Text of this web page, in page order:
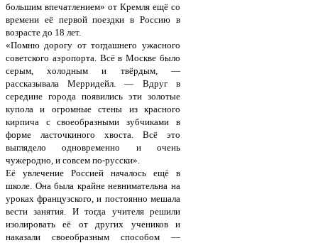
большим впечатлением» от Кремля ещё со
времени её первой поездки в Россию в
возрасте до 18 лет.
«Помню дорогу от тогдашнего ужасного
советского аэропорта. Всё в Москве было
серым, холодным и твёрдым, —
рассказывала Мерридейл. — Вдруг в
середине города появились эти золотые
купола и огромные стены из красного
кирпича с своеобразными зубчиками в
форме ласточкиного хвоста. Всё это
выглядело одновременно и очень
чужеродно, и совсем по-русски».
Её увлечение Россией началось ещё в
школе. Она была крайне невнимательна на
уроках французского, и постоянно мешала
вести занятия. И тогда учителя решили
изолировать её от других учеников и
наказали своеобразным способом —